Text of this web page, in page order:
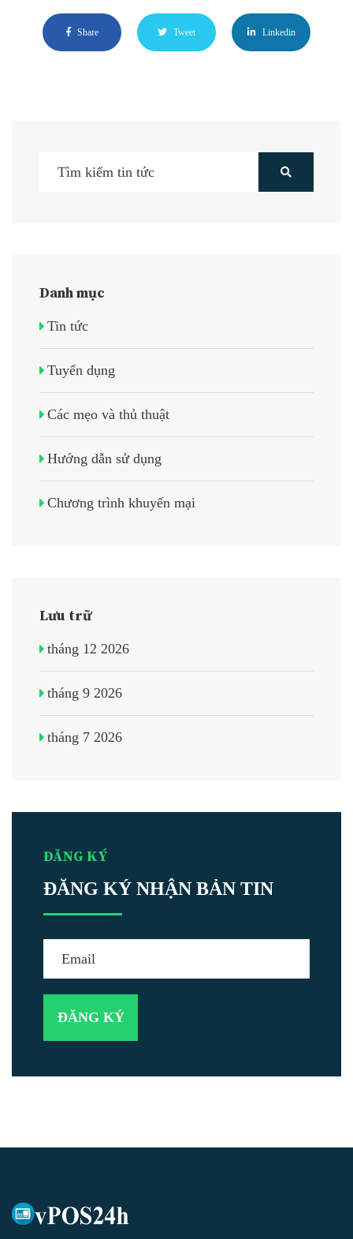
Share Tweet Linkedin
Danh mục
Tin tức
Tuyển dụng
Các mẹo và thủ thuật
Hướng dẫn sử dụng
Chương trình khuyến mại
Lưu trữ
tháng 12 2026
tháng 9 2026
tháng 7 2026
ĐĂNG KÝ
ĐĂNG KÝ NHẬN BẢN TIN